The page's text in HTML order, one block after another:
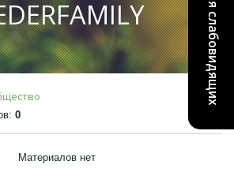
: 0
Материалов нет